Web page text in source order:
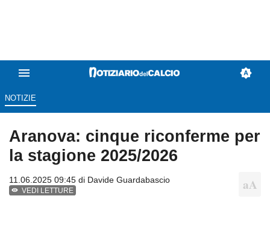
NOTIZIE
Aranova: cinque riconferme per
la stagione 2025/2026
11.06.2025 09:45 di Davide Guardabascio
VEDI LETTURE